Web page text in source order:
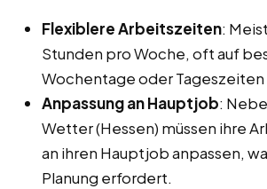
Flexiblere Arbeitszeiten:
Stunden pro Woche, oft auf
Wochentage oder
Anpassung an Hauptjob:
Wetter (Hessen) müssen ihre
an ihren Hauptjob anpassen,
Planung erfordert.